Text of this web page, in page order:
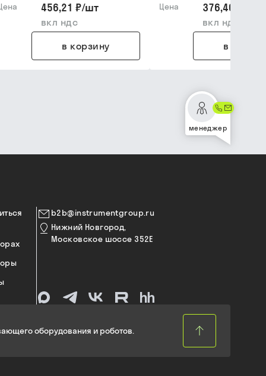
456,21 ₽/шт
вкл ндс
в корзину
Цена
376,40 ₽
вкл ндс
в
менеджер
b2b@instrumentgroup.ru
Нижний Новгород,
Московское шоссе 352Е
оборудования и роботов.